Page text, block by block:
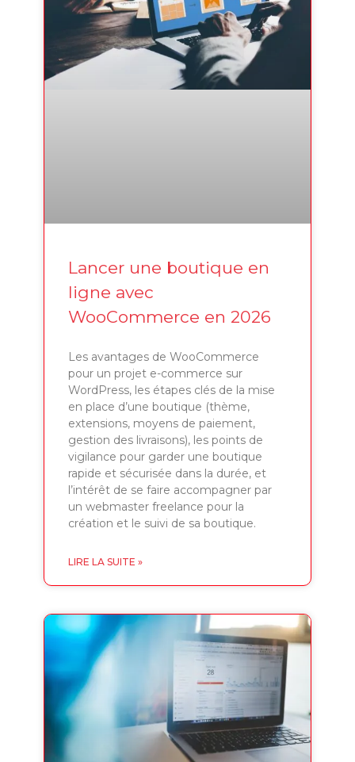
Lancer une boutique en
ligne avec
WooCommerce en 2026
Les avantages de WooCommerce
pour un projet e-commerce sur
WordPress, les étapes clés de la mise
en place d’une boutique (thème,
extensions, moyens de paiement,
gestion des livraisons), les points de
vigilance pour garder une boutique
rapide et sécurisée dans la durée, et
l’intérêt de se faire accompagner par
un webmaster freelance pour la
création et le suivi de sa boutique.
LIRE LA SUITE »